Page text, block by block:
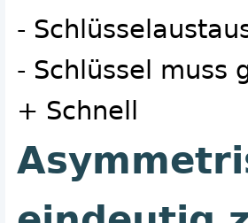
-
- Schlüssel muss
+ Schnell